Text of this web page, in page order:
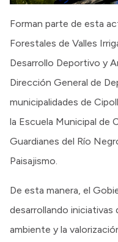
Forman parte de esta
Forestales de Valles
Desarrollo Deportivo y
Dirección General de
municipalidades de
la Escuela Municipal de
Guardianes del Río
Paisajismo.
De esta manera, el
desarrollando
ambiente y la